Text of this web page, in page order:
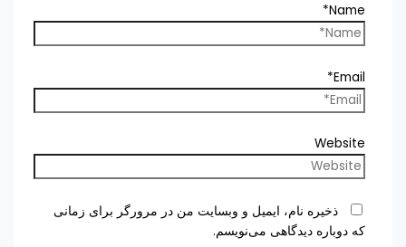
Name*
Email*
Website
ذخیره نام، ایمیل و وبسایت من در مرورگر برای زمانی
که دوباره دیدگاهی می‌نویسم.